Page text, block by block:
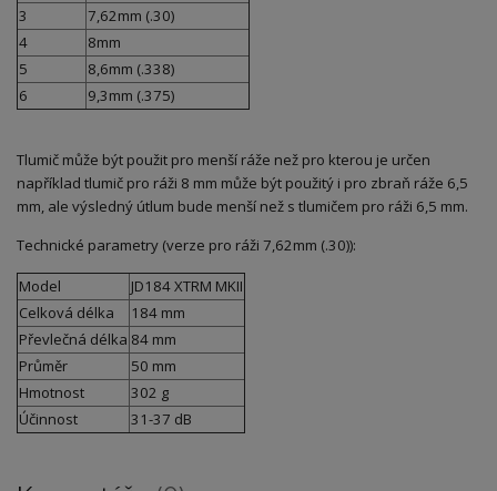
3
7,62mm (.30)
4
8mm
5
8,6mm (.338)
6
9,3mm (.375)
Tlumič může být použit pro menší ráže než pro kterou je určen
například tlumič pro ráži 8 mm může být použitý i pro zbraň ráže 6,5
mm, ale výsledný útlum bude menší než s tlumičem pro ráži 6,5 mm.
Technické parametry (verze pro ráži 7,62mm (.30)):
Model
JD184 XTRM MKII
Celková délka
184 mm
Převlečná délka 84 mm
Průměr
50 mm
Hmotnost
302 g
Účinnost
31-37 dB